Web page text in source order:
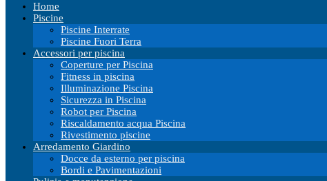
Home
Piscine
Piscine Interrate
Piscine Fuori Terra
Accessori per piscina
Coperture per Piscina
Fitness in piscina
Illuminazione Piscina
Sicurezza in Piscina
Robot per Piscina
Riscaldamento acqua Piscina
Rivestimento piscine
Arredamento Giardino
Docce da esterno per piscina
Bordi e Pavimentazioni